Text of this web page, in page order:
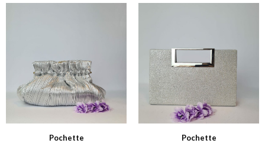
Pochette Pochette